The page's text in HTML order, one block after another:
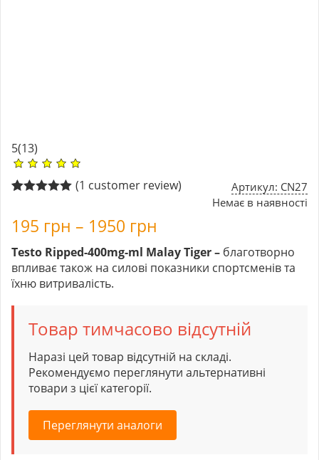
5(13)
Артикул: CN27
Немає в наявності
based on
customer
rating
(1 customer review)
195 грн – 1950 грн
Testo Ripped-400mg-ml Malay Tiger – благотворно
впливає також на силові показники спортсменів та
їхню витривалість.
Товар тимчасово відсутній
Наразі цей товар відсутній на складі.
Рекомендуємо переглянути альтернативні
товари з цієї категорії.
Переглянути аналоги